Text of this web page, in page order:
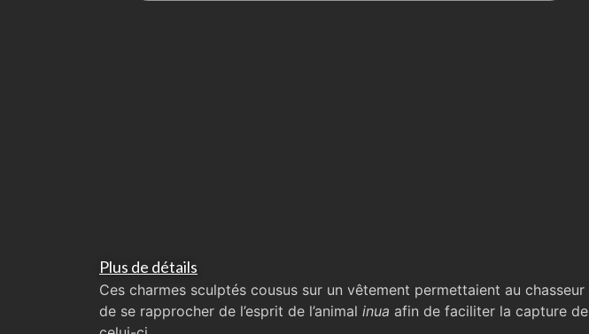
Plus de détails
Ces charmes sculptés cousus sur un vêtement permettaient au chasseur
de se rapprocher de l’esprit de l’animal inua afin de faciliter la capture de